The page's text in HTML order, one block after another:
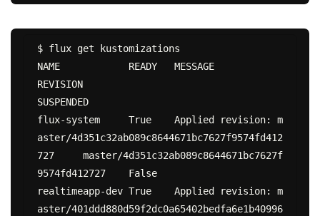
$ flux get kustomizations
NAME           	READY	MESSAGE
REVISION
SUSPENDED
flux-system    	True 	Applied revision: m
aster/4d351c32ab089c8644671bc7627f9574fd412
727	master/4d351c32ab089c8644671bc7627f
9574fd412727	False
realtimeapp-dev	True 	Applied revision: m
aster/401ddd880d59f2dc0a65402bedfa6e1b40996